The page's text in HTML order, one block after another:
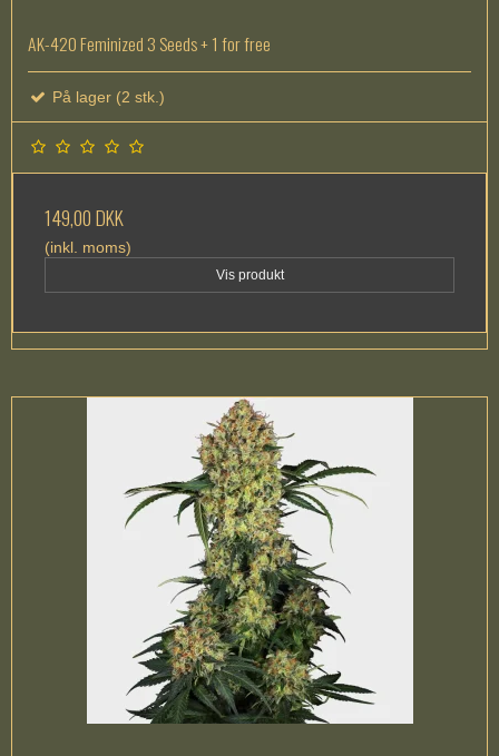
AK-420 Feminized 3 Seeds + 1 for free
På lager (2 stk.)
149,00 DKK
(inkl. moms)
Vis produkt